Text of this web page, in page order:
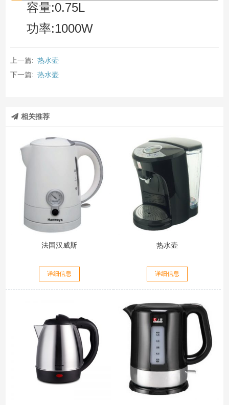
容量:0.75L
功率:1000W
上一篇: 热水壶
下一篇: 热水壶
相关推荐
法国汉威斯
详细信息
热水壶
详细信息